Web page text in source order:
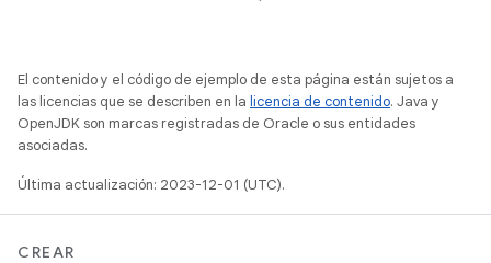
El contenido y el código de ejemplo de esta página están sujetos a
las licencias que se describen en la licencia de contenido. Java y
OpenJDK son marcas registradas de Oracle o sus entidades
asociadas.
Última actualización: 2023-12-01 (UTC).
CREAR